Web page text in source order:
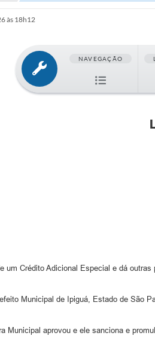
às 18h12
NAVEGAÇÃO
um Crédito Adicional Especial e dá outras
Municipal de Ipiguá, Estado de São
Municipal aprovou e ele sanciona e